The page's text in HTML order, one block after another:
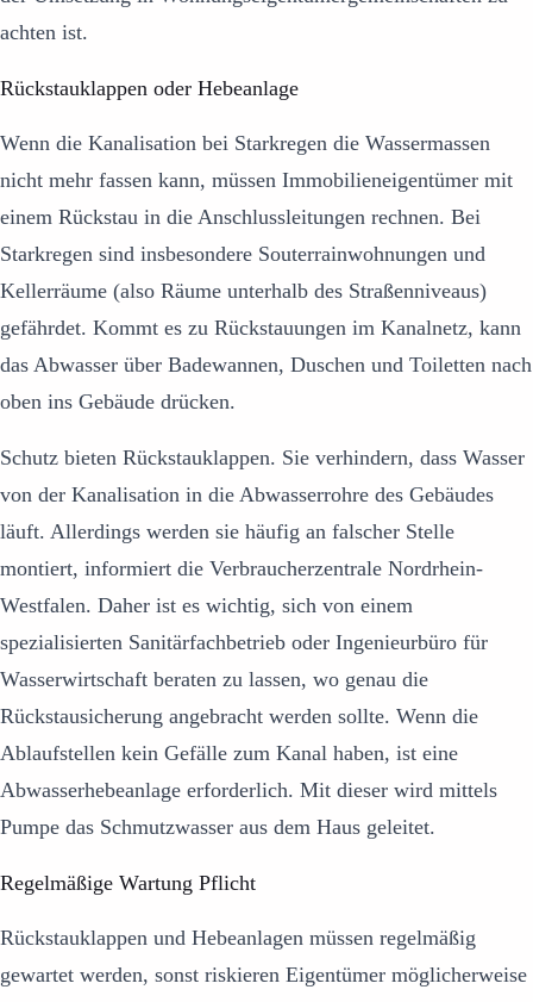
achten ist.
Rückstauklappen oder Hebeanlage
Wenn die Kanalisation bei Starkregen die Wassermassen
nicht mehr fassen kann, müssen Immobilieneigentümer mit
einem Rückstau in die Anschlussleitungen rechnen. Bei
Starkregen sind insbesondere Souterrainwohnungen und
Kellerräume (also Räume unterhalb des Straßenniveaus)
gefährdet. Kommt es zu Rückstauungen im Kanalnetz, kann
das Abwasser über Badewannen, Duschen und Toiletten nach
oben ins Gebäude drücken.
Schutz bieten Rückstauklappen. Sie verhindern, dass Wasser
von der Kanalisation in die Abwasserrohre des Gebäudes
läuft. Allerdings werden sie häufig an falscher Stelle
montiert, informiert die Verbraucherzentrale Nordrhein-
Westfalen. Daher ist es wichtig, sich von einem
spezialisierten Sanitärfachbetrieb oder Ingenieurbüro für
Wasserwirtschaft beraten zu lassen, wo genau die
Rückstausicherung angebracht werden sollte. Wenn die
Ablaufstellen kein Gefälle zum Kanal haben, ist eine
Abwasserhebeanlage erforderlich. Mit dieser wird mittels
Pumpe das Schmutzwasser aus dem Haus geleitet.
Regelmäßige Wartung Pflicht
Rückstauklappen und Hebeanlagen müssen regelmäßig
gewartet werden, sonst riskieren Eigentümer möglicherweise